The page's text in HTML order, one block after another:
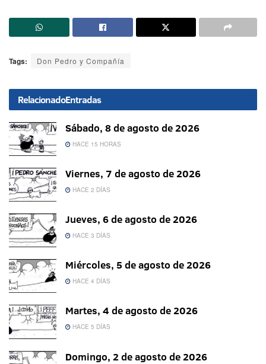
Tags: Don Pedro y Compañía
RelacionadoEntradas
Sábado, 8 de agosto de 2026
HACE 15 HORAS
Viernes, 7 de agosto de 2026
HACE 2 DÍAS
Jueves, 6 de agosto de 2026
HACE 3 DÍAS
Miércoles, 5 de agosto de 2026
HACE 4 DÍAS
Martes, 4 de agosto de 2026
HACE 5 DÍAS
Domingo, 2 de agosto de 2026